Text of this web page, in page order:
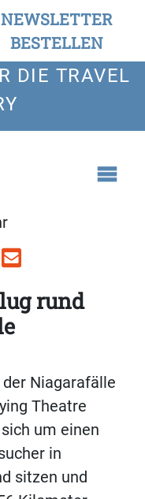
NEWSLETTER
BESTELLEN
DIE TRAVEL
rund
Niagarafälle
Theatre
um einen
in
sitzen und